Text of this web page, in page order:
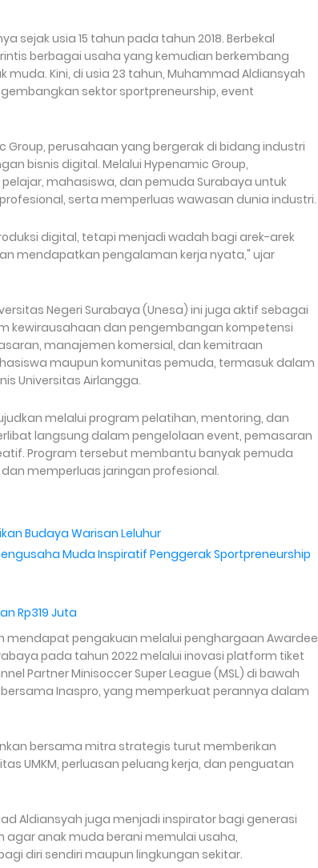
usia 15 tahun pada tahun 2018. Berbekal
berbagai usaha yang kemudian berkembang
Kini, di usia 23 tahun, Muhammad Aldiansyah
sektor sportpreneurship, event
perusahaan yang bergerak di bidang industri
bisnis digital. Melalui Hypenamic Group,
mahasiswa, dan pemuda Surabaya untuk
serta memperluas wawasan dunia industri.
digital, tetapi menjadi wadah bagi arek-arek
mendapatkan pengalaman kerja nyata," ujar
Negeri Surabaya (Unesa) ini juga aktif sebagai
kewirausahaan dan pengembangan kompetensi
manajemen komersial, dan kemitraan
maupun komunitas pemuda, termasuk dalam
Universitas Airlangga.
melalui program pelatihan, mentoring, dan
langsung dalam pengelolaan event, pemasaran
Program tersebut membantu banyak pemuda
memperluas jaringan profesional.
Budaya Warisan Leluhur
Muda Inspiratif Penggerak Sportpreneurship
Rp319 Juta
pengakuan melalui penghargaan Awardee
pada tahun 2022 melalui inovasi platform tiket
Partner Minisoccer Super League (MSL) di bawah
bersama Inaspro, yang memperkuat perannya dalam
bersama mitra strategis turut memberikan
UMKM, perluasan peluang kerja, dan penguatan
Aldiansyah juga menjadi inspirator bagi generasi
anak muda berani memulai usaha,
diri sendiri maupun lingkungan sekitar.